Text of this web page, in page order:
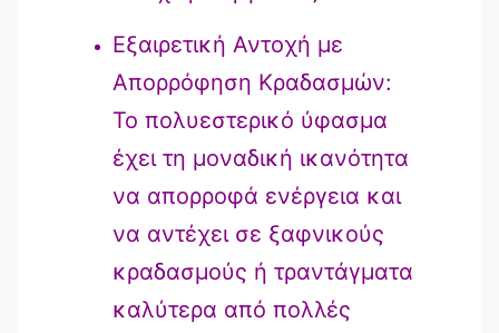
Εξαιρετική Αντοχή με
Απορρόφηση Κραδασμών:
Το πολυεστερικό ύφασμα
έχει τη μοναδική ικανότητα
να απορροφά ενέργεια και
να αντέχει σε ξαφνικούς
κραδασμούς ή τραντάγματα
καλύτερα από πολλές